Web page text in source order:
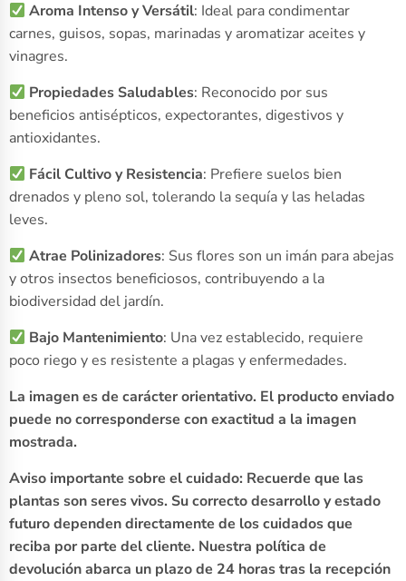
Aroma Intenso y Versátil: Ideal para condimentar
carnes, guisos, sopas, marinadas y aromatizar aceites y
vinagres.
Propiedades Saludables: Reconocido por sus
beneficios antisépticos, expectorantes, digestivos y
antioxidantes.
Fácil Cultivo y Resistencia: Prefiere suelos bien
drenados y pleno sol, tolerando la sequía y las heladas
leves.
Atrae Polinizadores: Sus flores son un imán para abejas
y otros insectos beneficiosos, contribuyendo a la
biodiversidad del jardín.
Bajo Mantenimiento: Una vez establecido, requiere
poco riego y es resistente a plagas y enfermedades.
La imagen es de carácter orientativo. El producto enviado
puede no corresponderse con exactitud a la imagen
mostrada.
Aviso importante sobre el cuidado: Recuerde que las
plantas son seres vivos. Su correcto desarrollo y estado
futuro dependen directamente de los cuidados que
reciba por parte del cliente. Nuestra política de
devolución abarca un plazo de 24 horas tras la recepción